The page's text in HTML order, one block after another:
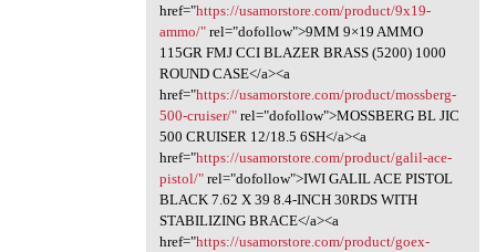
href="https://usamorstore.com/product/9x19-
ammo/"rel="dofollow">9MM 9×19 AMMO
115GR FMJ CCI BLAZER BRASS (5200) 1000
ROUND CASE</a><a
href="https://usamorstore.com/product/mossberg-
500-cruiser/"rel="dofollow">MOSSBERG BL JIC
500 CRUISER 12/18.5 6SH</a><a
href="https://usamorstore.com/product/galil-ace-
pistol/"rel="dofollow">IWI GALIL ACE PISTOL
BLACK 7.62 X 39 8.4-INCH 30RDS WITH
STABILIZING BRACE</a><a
href="https://usamorstore.com/product/goex-